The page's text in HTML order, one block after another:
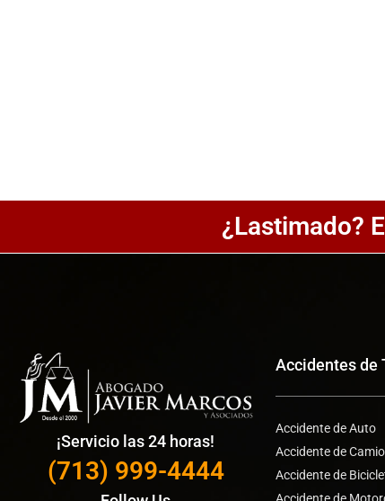
¿Lastimado?
¡Servicio las 24 horas!
(713) 999-4444
Accidentes de
Accidente de Auto
Accidente de
Accidente de